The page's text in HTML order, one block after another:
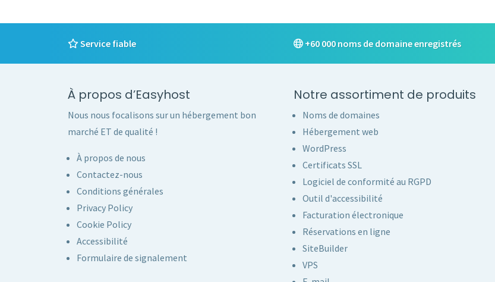
Service fiable +60 000 noms de domaine enregistrés
À propos d’Easyhost
Nous nous focalisons sur un hébergement bon
marché ET de qualité !
À propos de nous
Contactez-nous
Conditions générales
Privacy Policy
Cookie Policy
Accessibilité
Formulaire de signalement
Notre assortiment de produits
Noms de domaines
Hébergement web
WordPress
Certificats SSL
Logiciel de conformité au RGPD
Outil d'accessibilité
Facturation électronique
Réservations en ligne
SiteBuilder
VPS